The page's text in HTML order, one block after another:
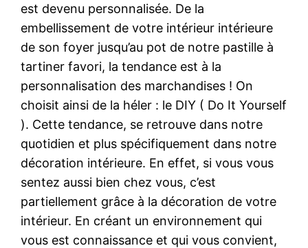
est devenu personnalisée. De la
embellissement de votre intérieur intérieure
de son foyer jusqu’au pot de notre pastille à
tartiner favori, la tendance est à la
personnalisation des marchandises ! On
choisit ainsi de la héler : le DIY ( Do It Yourself
). Cette tendance, se retrouve dans notre
quotidien et plus spécifiquement dans notre
décoration intérieure. En effet, si vous vous
sentez aussi bien chez vous, c’est
partiellement grâce à la décoration de votre
intérieur. En créant un environnement qui
vous est connaissance et qui vous convient,